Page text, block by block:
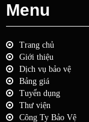
Menu
Trang chủ
Giới thiệu
Dịch vụ bảo vệ
Bảng giá
Tuyển dụng
Thư viện
Công Ty Bảo Vệ